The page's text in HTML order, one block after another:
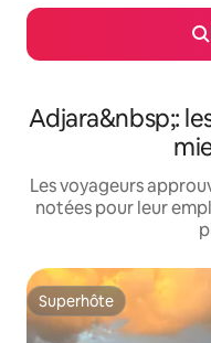
Adjara&nbsp;:
Les voyageurs
notées pour leur
Superhôte
Superhôte